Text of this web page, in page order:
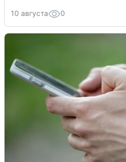
10 августа 0